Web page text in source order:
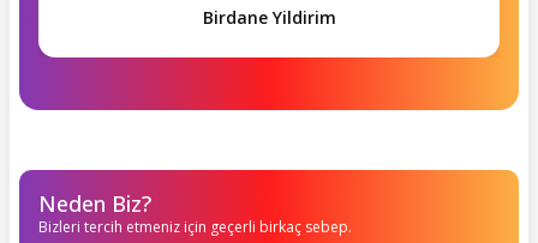
Birdane Yildirim
Neden Biz?
Bizleri tercih etmeniz için geçerli birkaç sebep.